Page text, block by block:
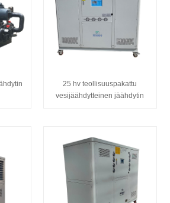
25 hv teollisuuspakattu
vesijäähdytteinen jäähdytin